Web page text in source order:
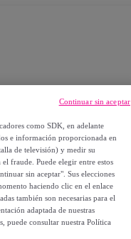
como SDK, en adelante
e información proporcionada en
de televisión) y medir su
fraude. Puede elegir entre estos
sin aceptar". Sus elecciones
haciendo clic en el enlace
también son necesarias para el
adaptada de nuestras
puede consultar nuestra Política
Continuar sin aceptar